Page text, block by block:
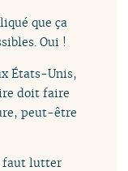
que ça
Oui !
États-Unis,
doit faire
peut-être
faut lutter